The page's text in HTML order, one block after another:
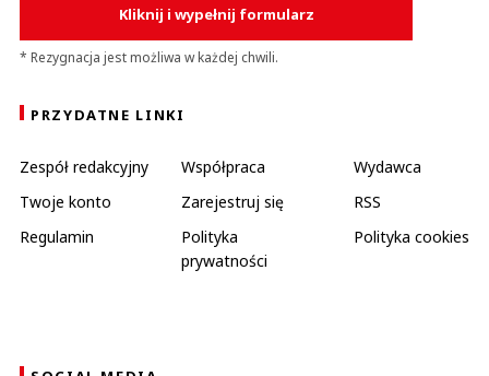
Kliknij i wypełnij formularz
* Rezygnacja jest możliwa w każdej chwili.
PRZYDATNE LINKI
Zespół redakcyjny Współpraca
Wydawca
Twoje konto
Zarejestruj się
RSS
Regulamin
Polityka
prywatności
Polityka cookies